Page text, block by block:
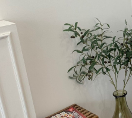
페이코 ID로 페